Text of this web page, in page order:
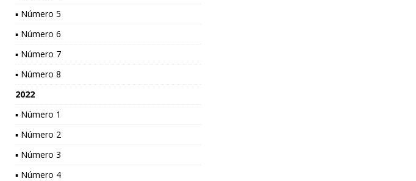
▪ Número 5
▪ Número 6
▪ Número 7
▪ Número 8
2022
▪ Número 1
▪ Número 2
▪ Número 3
▪ Número 4